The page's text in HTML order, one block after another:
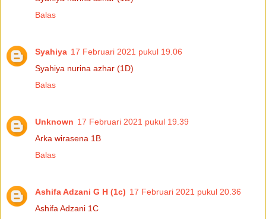
Balas
Syahiya 17 Februari 2021 pukul 19.06
Syahiya nurina azhar (1D)
Balas
Unknown 17 Februari 2021 pukul 19.39
Arka wirasena 1B
Balas
Ashifa Adzani G H (1c) 17 Februari 2021 pukul 20.36
Ashifa Adzani 1C